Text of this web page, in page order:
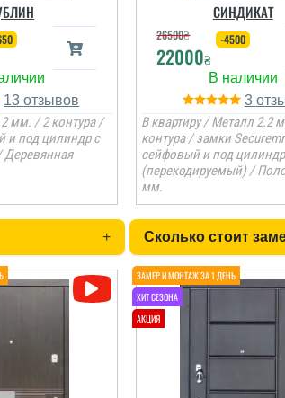
13
мм. / 2 контура /
и под цилиндр с
СИНДИКАТ
26500₴
22000₴
-4500
3
В квартиру / Металл 2.2
контура / замки
сейфовый и под цилиндр
(перекодируемый) /
мм.
+ Сколько стоит